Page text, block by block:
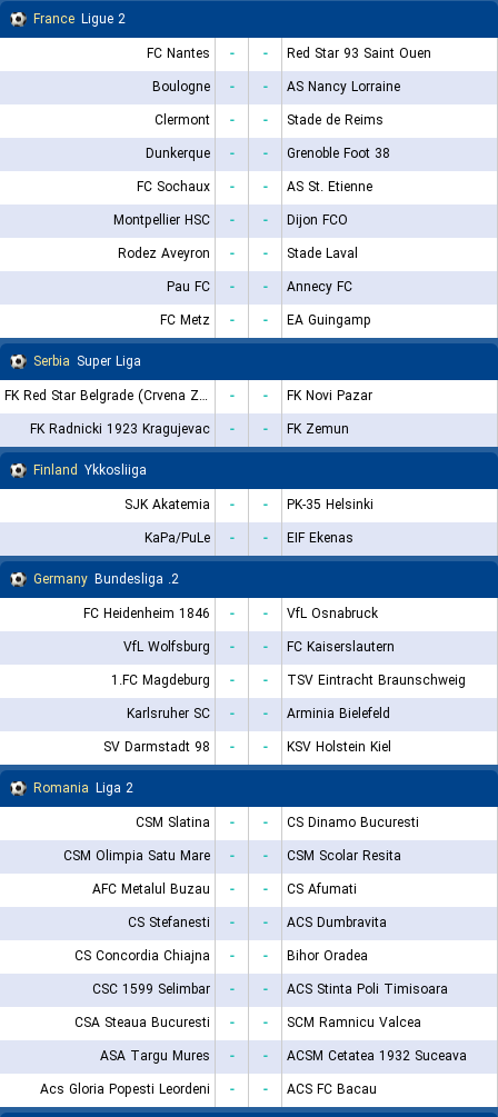
France Ligue 2
FC Nantes
- -
Red Star 93 Saint Ouen
Boulogne
- -
AS Nancy Lorraine
Clermont
- -
Stade de Reims
Dunkerque
- -
Grenoble Foot 38
FC Sochaux
- -
AS St. Etienne
Montpellier HSC
- -
Dijon FCO
Rodez Aveyron
- -
Stade Laval
Pau FC
- -
Annecy FC
FC Metz
- -
EA Guingamp
Serbia Super Liga
FK Red Star Belgrade (Crvena Zvezda)
- -
FK Novi Pazar
FK Radnicki 1923 Kragujevac
- -
FK Zemun
Finland Ykkosliiga
SJK Akatemia
- -
PK-35 Helsinki
KaPa/PuLe
- -
EIF Ekenas
Germany
2. Bundesliga
FC Heidenheim 1846
- -
VfL Osnabruck
VfL Wolfsburg
- -
FC Kaiserslautern
1.FC Magdeburg
- -
TSV Eintracht Braunschweig
Karlsruher SC
- -
Arminia Bielefeld
SV Darmstadt 98
- -
KSV Holstein Kiel
Romania Liga 2
CSM Slatina
- -
CS Dinamo Bucuresti
CSM Olimpia Satu Mare
- -
CSM Scolar Resita
AFC Metalul Buzau
- -
CS Afumati
CS Stefanesti
- -
ACS Dumbravita
CS Concordia Chiajna
- -
Bihor Oradea
CSC 1599 Selimbar
- -
ACS Stinta Poli Timisoara
CSA Steaua Bucuresti
- -
SCM Ramnicu Valcea
ASA Targu Mures
- -
ACSM Cetatea 1932 Suceava
Acs Gloria Popesti Leordeni
- -
ACS FC Bacau